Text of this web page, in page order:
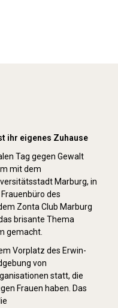
ihr eigenes Zuhause
Tag gegen Gewalt
mit dem
Marburg, in
des
Zonta Club Marburg
brisante Thema
gemacht.
Vorplatz des Erwin-
von
statt, die
Frauen haben. Das